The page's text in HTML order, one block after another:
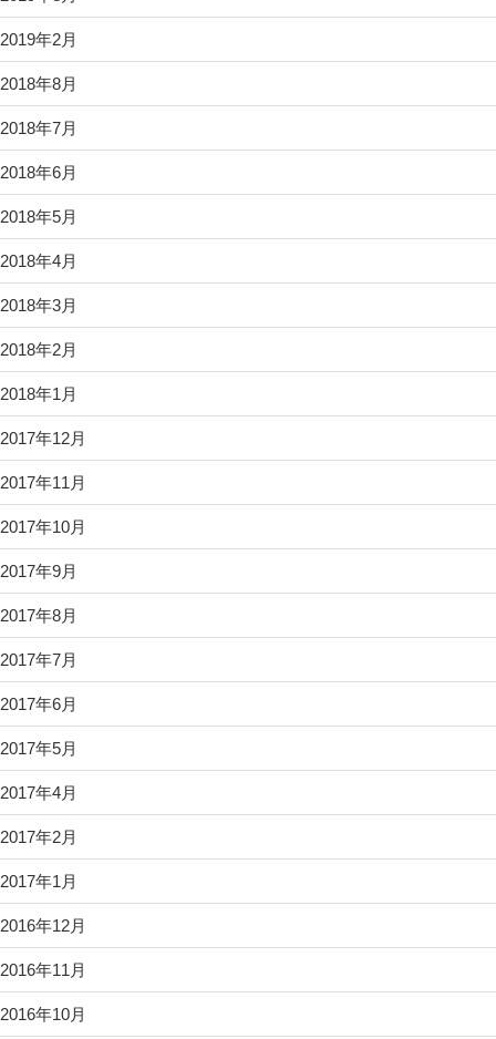
2019年2月
2018年8月
2018年7月
2018年6月
2018年5月
2018年4月
2018年3月
2018年2月
2018年1月
2017年12月
2017年11月
2017年10月
2017年9月
2017年8月
2017年7月
2017年6月
2017年5月
2017年4月
2017年2月
2017年1月
2016年12月
2016年11月
2016年10月